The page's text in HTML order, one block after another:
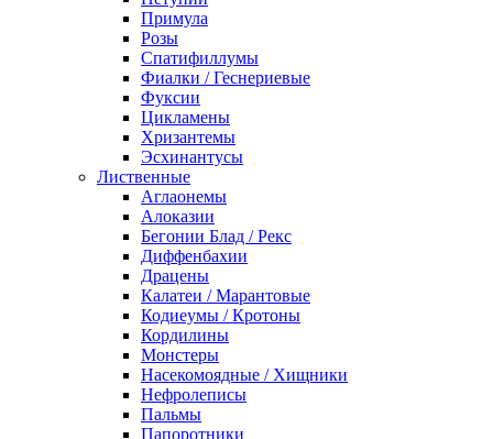
Примула
Розы
Спатифиллумы
Фиалки / Геснериевые
Фуксии
Цикламены
Хризантемы
Эсхинантусы
Лиственные
Аглаонемы
Алоказии
Бегонии Блад / Рекс
Диффенбахии
Драцены
Калатеи / Марантовые
Кодиеумы / Кротоны
Кордилины
Монстеры
Насекомоядные / Хищники
Нефролеписы
Пальмы
Папоротники